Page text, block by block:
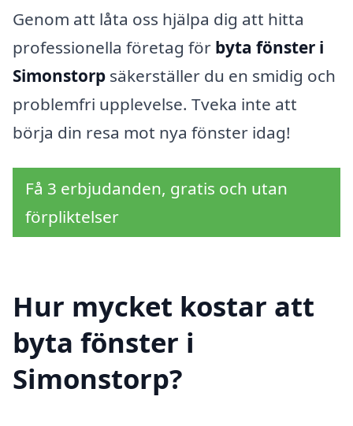
Genom att låta oss hjälpa dig att hitta
professionella företag för byta fönster i
Simonstorp säkerställer du en smidig och
problemfri upplevelse. Tveka inte att
börja din resa mot nya fönster idag!
Få 3 erbjudanden, gratis och utan
förpliktelser
Hur mycket kostar att
byta fönster i
Simonstorp?